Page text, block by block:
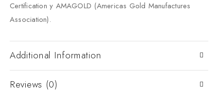
Certification y AMAGOLD (Americas Gold Manufactures
Association).
Additional Information
Reviews (0)